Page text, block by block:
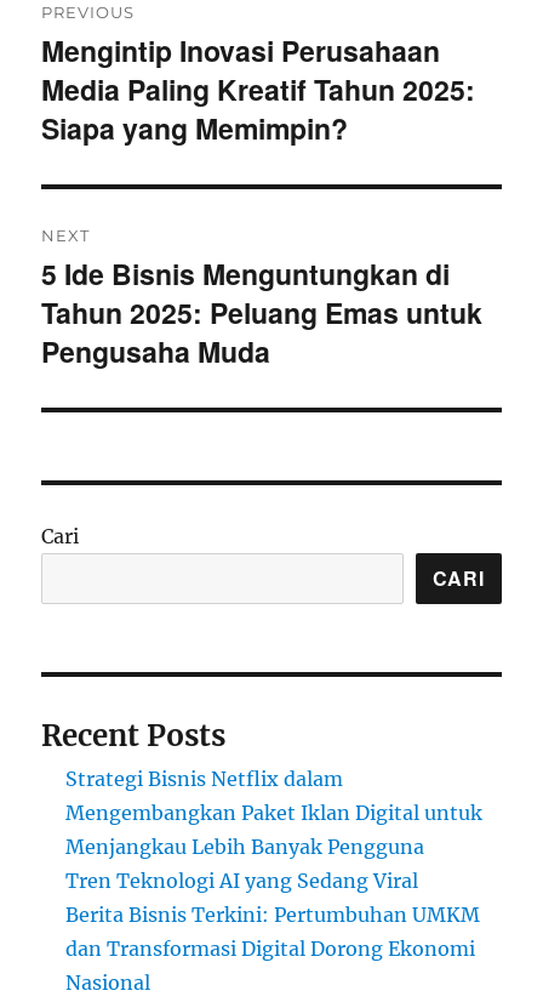
pos
PREVIOUS
Previous
post:
Mengintip Inovasi Perusahaan
Media Paling Kreatif Tahun 2025:
Siapa yang Memimpin?
NEXT
Next
post:
5 Ide Bisnis Menguntungkan di
Tahun 2025: Peluang Emas untuk
Pengusaha Muda
Cari
CARI
Recent Posts
Strategi Bisnis Netflix dalam
Mengembangkan Paket Iklan Digital untuk
Menjangkau Lebih Banyak Pengguna
Tren Teknologi AI yang Sedang Viral
Berita Bisnis Terkini: Pertumbuhan UMKM
dan Transformasi Digital Dorong Ekonomi
Nasional